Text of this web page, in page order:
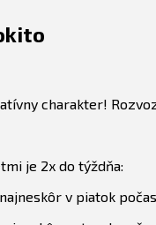
charakter!
je 2x do týždňa:
v piatok